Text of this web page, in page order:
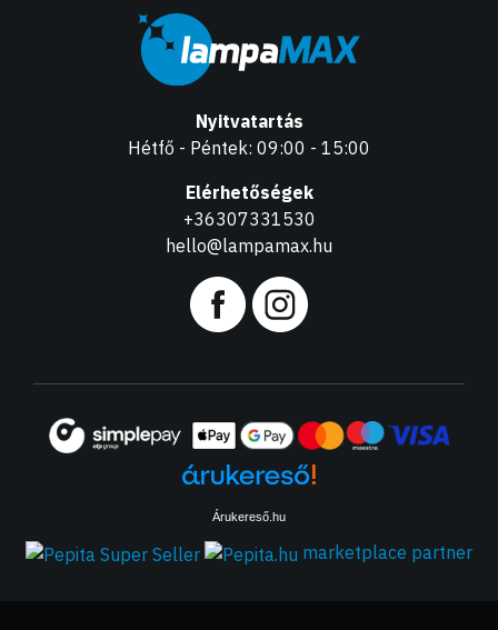
Nyitvatartás
Hétfő - Péntek: 09:00 - 15:00
Elérhetőségek
+36307331530
hello@lampamax.hu
Árukereső.hu
marketplace partner